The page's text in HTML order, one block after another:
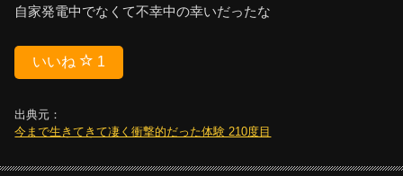
自家発電中でなくて不幸中の幸いだったな
いいね 1
出典元：
今まで生きてきて凄く衝撃的だった体験 210度目